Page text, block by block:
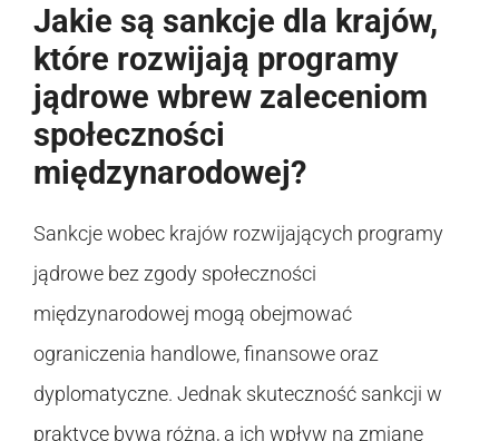
Jakie są sankcje dla krajów,
które rozwijają programy
jądrowe wbrew zaleceniom
społeczności
międzynarodowej?
Sankcje wobec krajów rozwijających programy
jądrowe bez zgody społeczności
międzynarodowej mogą obejmować
ograniczenia handlowe, finansowe oraz
dyplomatyczne. Jednak skuteczność sankcji w
praktyce bywa różna, a ich wpływ na zmianę